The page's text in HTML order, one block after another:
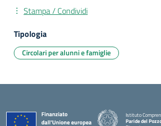
Stampa / Condividi
Tipologia
Circolari per alunni e famiglie
Istituto
Paride del